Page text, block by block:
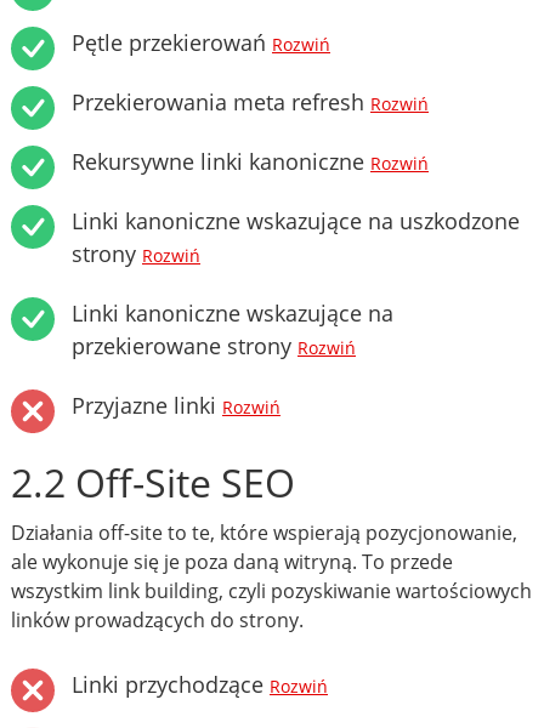
Pętle przekierowań Rozwiń
Przekierowania meta refresh Rozwiń
Rekursywne linki kanoniczne Rozwiń
Linki kanoniczne wskazujące na uszkodzone
strony Rozwiń
Linki kanoniczne wskazujące na
przekierowane strony Rozwiń
Przyjazne linki Rozwiń
2.2 Off-Site SEO
Działania off-site to te, które wspierają pozycjonowanie,
ale wykonuje się je poza daną witryną. To przede
wszystkim link building, czyli pozyskiwanie wartościowych
linków prowadzących do strony.
Linki przychodzące Rozwiń